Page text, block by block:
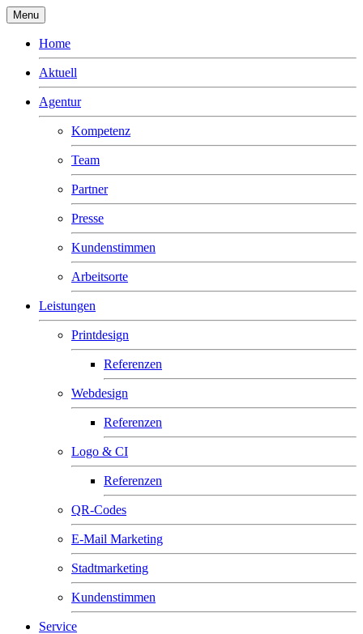
Menu
Home
Aktuell
Agentur
Kompetenz
Team
Partner
Presse
Kundenstimmen
Arbeitsorte
Leistungen
Printdesign
Referenzen
Webdesign
Referenzen
Logo & CI
Referenzen
QR-Codes
E-Mail Marketing
Stadtmarketing
Kundenstimmen
Service